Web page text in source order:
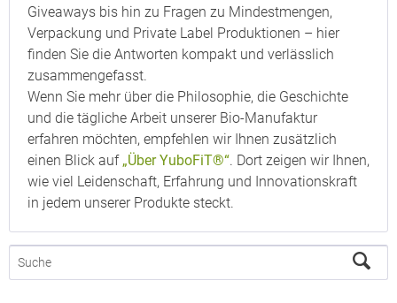
Giveaways bis hin zu Fragen zu Mindestmengen,
Verpackung und Private Label Produktionen – hier
finden Sie die Antworten kompakt und verlässlich
zusammengefasst.
Wenn Sie mehr über die Philosophie, die Geschichte
und die tägliche Arbeit unserer Bio-Manufaktur
erfahren möchten, empfehlen wir Ihnen zusätzlich
einen Blick auf „Über YuboFiT®“. Dort zeigen wir Ihnen,
wie viel Leidenschaft, Erfahrung und Innovationskraft
in jedem unserer Produkte steckt.